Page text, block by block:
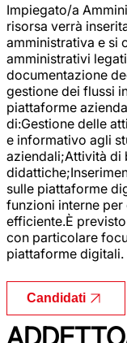
Impiegato/a
risorsa verrà
amministrativa e si
amministrativi
documentazione
gestione dei flussi
piattaforme
di:Gestione delle
e informativo agli
aziendali;Attività di
sulle piattaforme
funzioni interne
efficiente.È
con particolare
piattaforme digitali.
Candidati